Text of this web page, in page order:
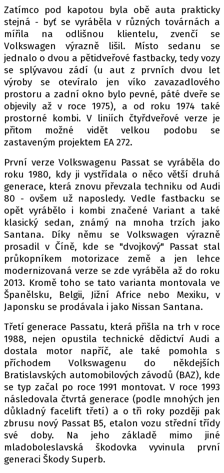
Zatímco pod kapotou byla obě auta prakticky
stejná - byť se vyráběla v různých továrnách a
mířila na odlišnou klientelu, zvenčí se
Volkswagen výrazně lišil. Místo sedanu se
jednalo o dvou a pětidveřové fastbacky, tedy vozy
se splývavou zádí (u aut z prvních dvou let
výroby se otevíralo jen víko zavazadlového
prostoru a zadní okno bylo pevné, páté dveře se
objevily až v roce 1975), a od roku 1974 také
prostorné kombi. V liniích čtyřdveřové verze je
přitom možné vidět velkou podobu se
zastaveným projektem EA 272.
První verze Volkswagenu Passat se vyráběla do
roku 1980, kdy ji vystřídala o něco větší druhá
generace, která znovu převzala techniku od Audi
80 - ovšem už naposledy. Vedle fastbacku se
opět vyrábělo i kombi značené Variant a také
klasický sedan, známý na mnoha trzích jako
Santana. Díky němu se Volkswagen výrazně
prosadil v Číně, kde se "dvojkový" Passat stal
průkopníkem motorizace země a jen lehce
modernizovaná verze se zde vyráběla až do roku
2013. Kromě toho se tato varianta montovala ve
Španělsku, Belgii, Jižní Africe nebo Mexiku, v
Japonsku se prodávala i jako Nissan Santana.
Třetí generace Passatu, která přišla na trh v roce
1988, nejen opustila technické dědictví Audi a
dostala motor napříč, ale také pomohla s
příchodem Volkswagenu do někdejších
Bratislavských automobilových závodů (BAZ), kde
se typ začal po roce 1991 montovat. V roce 1993
následovala čtvrtá generace (podle mnohých jen
důkladný facelift třetí) a o tři roky později pak
zbrusu nový Passat B5, etalon vozu střední třídy
své doby. Na jeho základě mimo jiné
mladoboleslavská škodovka vyvinula první
generaci Škody Superb.